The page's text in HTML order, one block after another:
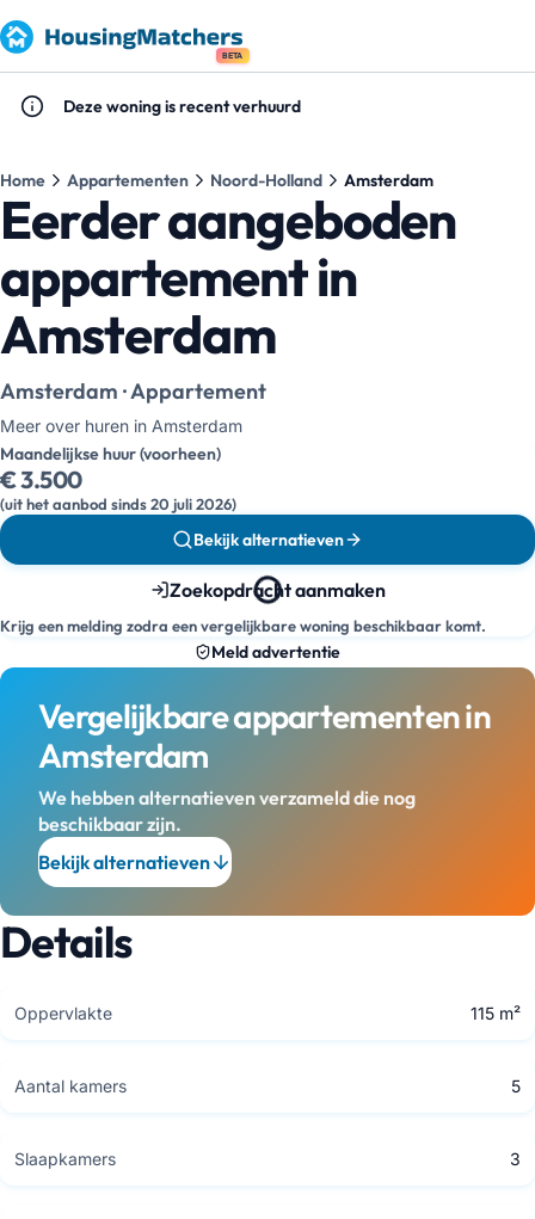
BETA
Deze woning is recent verhuurd
Home Appartementen Noord-Holland Amsterdam
Eerder aangeboden
appartement in
Amsterdam
Amsterdam · Appartement
Meer over huren in Amsterdam
Maandelijkse huur (voorheen)
€ 3.500
(uit het aanbod sinds 20 juli 2026)
Bekijk alternatieven
Zoekopdracht aanmaken
Krijg een melding zodra een vergelijkbare woning beschikbaar komt.
Meld advertentie
Vergelijkbare appartementen in
Amsterdam
We hebben alternatieven verzameld die nog
beschikbaar zijn.
Bekijk alternatieven
Details
Oppervlakte 115 m²
Aantal kamers 5
Slaapkamers 3